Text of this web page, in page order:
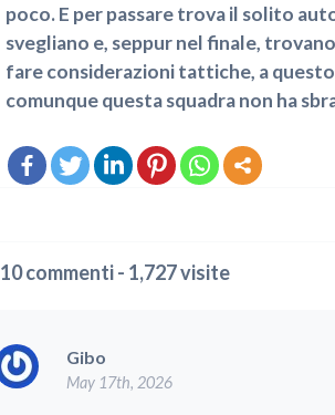
poco. E per passare trova il solito
svegliano e, seppur nel finale,
fare considerazioni tattiche, a
comunque questa squadra non ha
10 commenti - 1,727 visite
Gibo
May 17th, 2026